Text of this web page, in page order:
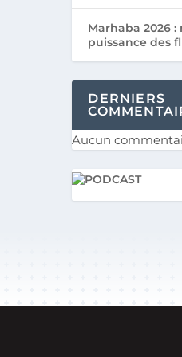
Marhaba 2026
puissance des
DERNIERS
Aucun